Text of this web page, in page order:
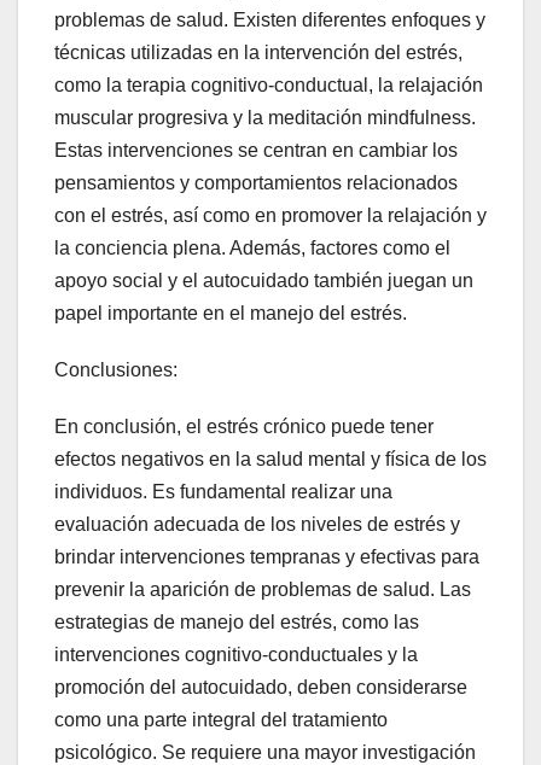
problemas de salud. Existen diferentes enfoques y
técnicas utilizadas en la intervención del estrés,
como la terapia cognitivo-conductual, la relajación
muscular progresiva y la meditación mindfulness.
Estas intervenciones se centran en cambiar los
pensamientos y comportamientos relacionados
con el estrés, así como en promover la relajación y
la conciencia plena. Además, factores como el
apoyo social y el autocuidado también juegan un
papel importante en el manejo del estrés.
Conclusiones:
En conclusión, el estrés crónico puede tener
efectos negativos en la salud mental y física de los
individuos. Es fundamental realizar una
evaluación adecuada de los niveles de estrés y
brindar intervenciones tempranas y efectivas para
prevenir la aparición de problemas de salud. Las
estrategias de manejo del estrés, como las
intervenciones cognitivo-conductuales y la
promoción del autocuidado, deben considerarse
como una parte integral del tratamiento
psicológico. Se requiere una mayor investigación